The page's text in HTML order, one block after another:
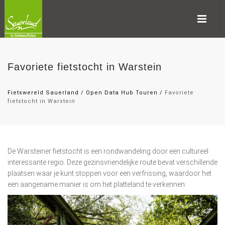
Favoriete fietstocht in Warstein
Fietswereld Sauerland / Open Data Hub Touren / Favoriete
fietstocht in Warstein
De Warsteiner fietstocht is een rondwandeling door een cultureel
interessante regio. Deze gezinsvriendelijke route bevat verschillende
plaatsen waar je kunt stoppen voor een verfrissing, waardoor het
een aangename manier is om het platteland te verkennen.